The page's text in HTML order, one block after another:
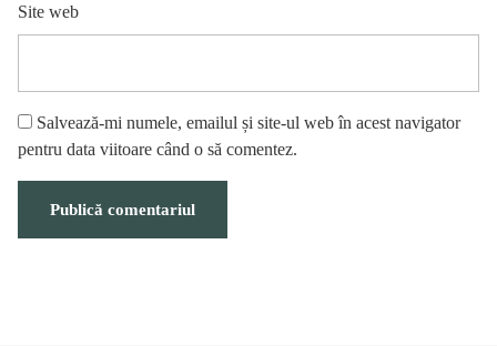
Site web
Salvează-mi numele, emailul și site-ul web în acest navigator
pentru data viitoare când o să comentez.